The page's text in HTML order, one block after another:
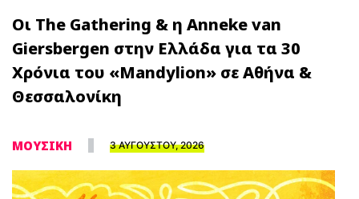
Οι The Gathering & η Anneke van
Giersbergen στην Ελλάδα για τα 30
Χρόνια του «Mandylion» σε Αθήνα &
Θεσσαλονίκη
ΜΟΥΣΙΚΗ 3 ΑΥΓΟΥΣΤΟΥ, 2026